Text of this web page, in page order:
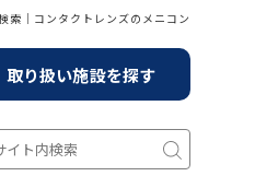
索│コンタクトレンズのメニコン
取り扱い施設を探す